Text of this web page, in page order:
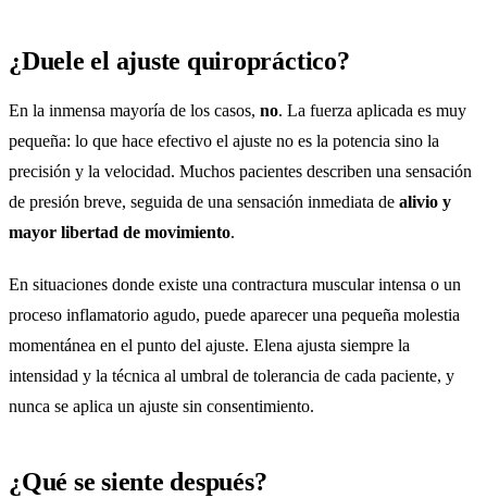
¿Duele el ajuste quiropráctico?
En la inmensa mayoría de los casos, no. La fuerza aplicada es muy
pequeña: lo que hace efectivo el ajuste no es la potencia sino la
precisión y la velocidad. Muchos pacientes describen una sensación
de presión breve, seguida de una sensación inmediata de alivio y
mayor libertad de movimiento.
En situaciones donde existe una contractura muscular intensa o un
proceso inflamatorio agudo, puede aparecer una pequeña molestia
momentánea en el punto del ajuste. Elena ajusta siempre la
intensidad y la técnica al umbral de tolerancia de cada paciente, y
nunca se aplica un ajuste sin consentimiento.
¿Qué se siente después?